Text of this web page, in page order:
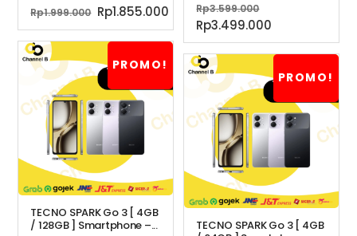
Rp3.599.000
aslinya
adalah:
Rp3.599.000.
Rp3.499.000
saat
ini
adalah:
Rp1.999.000 Harga
aslinya
adalah:
Rp1.999.000.
Rp1.855.000 Harga
saat
ini
adalah:
Rp1.855.000.
PROMO!
TECNO SPARK Go 3 [ 4GB
/ 128GB ] Smartphone –...
PROMO!
TECNO SPARK Go 3 [ 4GB